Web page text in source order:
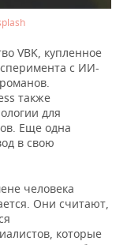
VBK, купленное
с ИИ-
также
для
Еще одна
в свою
человека
Они считают,
которые